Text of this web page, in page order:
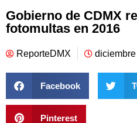
Gobierno de CDMX
fotomultas en 2016
ReporteDMX
Facebook
Pinterest